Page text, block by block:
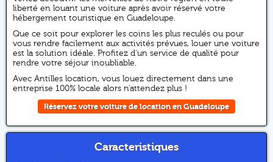
liberté en louant une voiture après avoir réservé votre
hébergement touristique en Guadeloupe.
Que ce soit pour explorer les coins les plus reculés ou pour
vous rendre facilement aux activités prévues, louer une voiture
est la solution idéale. Profitez d'un service de qualité pour
rendre votre séjour inoubliable.
Avec Antilles location, vous louez directement dans une
entreprise 100% locale alors n'attendez plus !
Réservez votre voiture de location en Guadeloupe
Caracteristiques